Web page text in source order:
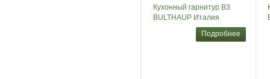
Кухонный гарнитур B3
BULTHAUP Италия
Подробнее